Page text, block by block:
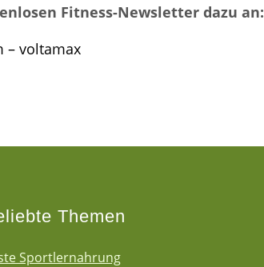
Fitness-Newsletter dazu an:
– voltamax
Themen
Sportlernahrung